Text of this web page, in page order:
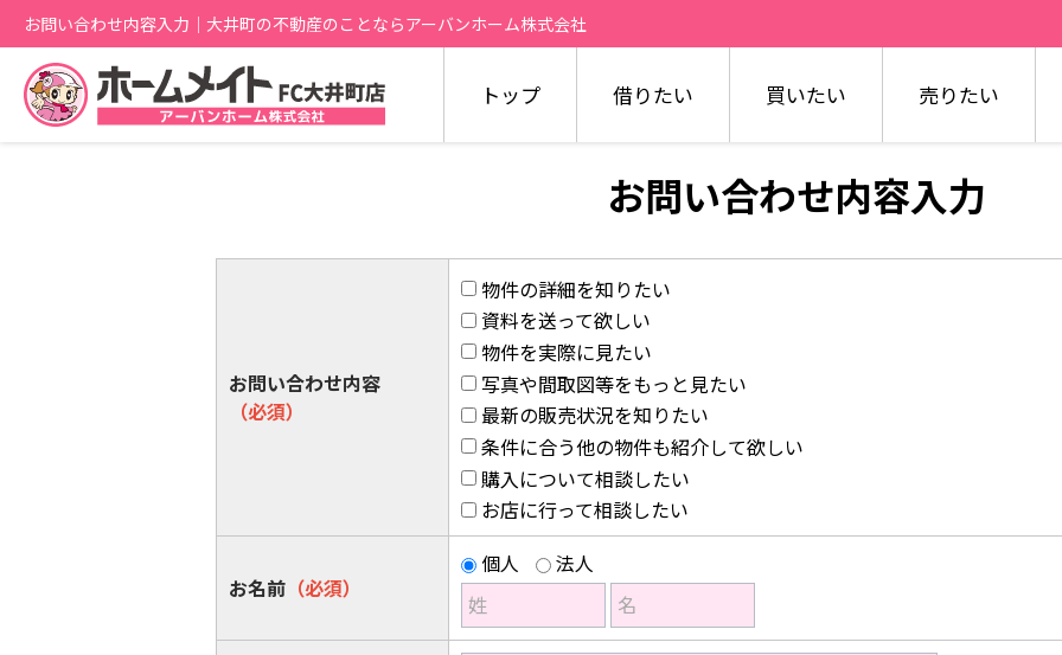
お問い合わせ内容入力｜大井町の不動産のことならアーバンホーム株式会社
トップ 借りたい 買いたい 売りたい
お問い合わせ内容入力
お問い合わせ内容
（必須）
物件の詳細を知りたい
資料を送って欲しい
物件を実際に見たい
写真や間取図等をもっと見たい
最新の販売状況を知りたい
条件に合う他の物件も紹介して欲しい
購入について相談したい
お店に行って相談したい
お名前 （必須）
個人
法人
姓
名